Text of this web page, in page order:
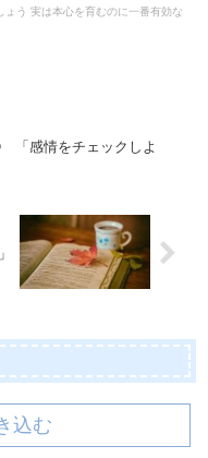
ょう 実は本心を育むのに一番有効な
感情をチェックしよ
込む